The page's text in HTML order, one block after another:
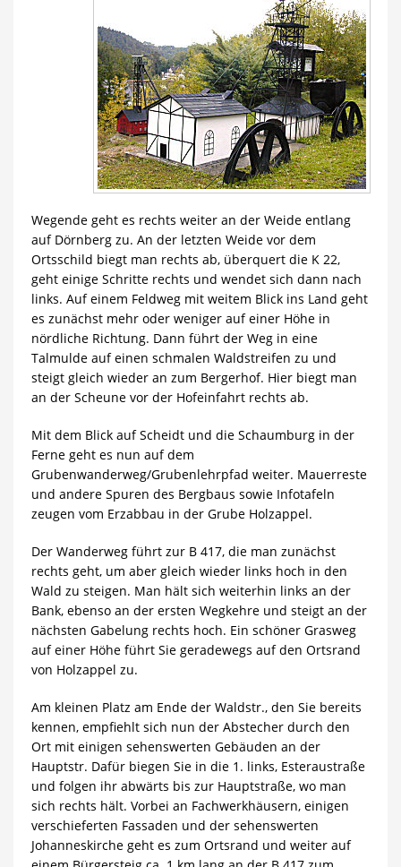
Wegende geht es rechts weiter an der Weide entlang
auf Dörnberg zu. An der letzten Weide vor dem
Ortsschild biegt man rechts ab, überquert die K 22,
geht einige Schritte rechts und wendet sich dann nach
links. Auf einem Feldweg mit weitem Blick ins Land geht
es zunächst mehr oder weniger auf einer Höhe in
nördliche Richtung. Dann führt der Weg in eine
Talmulde auf einen schmalen Waldstreifen zu und
steigt gleich wieder an zum Bergerhof. Hier biegt man
an der Scheune vor der Hofeinfahrt rechts ab.
Mit dem Blick auf Scheidt und die Schaumburg in der
Ferne geht es nun auf dem
Grubenwanderweg/Grubenlehrpfad weiter. Mauerreste
und andere Spuren des Bergbaus sowie Infotafeln
zeugen vom Erzabbau in der Grube Holzappel.
Der Wanderweg führt zur B 417, die man zunächst
rechts geht, um aber gleich wieder links hoch in den
Wald zu steigen. Man hält sich weiterhin links an der
Bank, ebenso an der ersten Wegkehre und steigt an der
nächsten Gabelung rechts hoch. Ein schöner Grasweg
auf einer Höhe führt Sie geradewegs auf den Ortsrand
von Holzappel zu.
Am kleinen Platz am Ende der Waldstr., den Sie bereits
kennen, empfiehlt sich nun der Abstecher durch den
Ort mit einigen sehenswerten Gebäuden an der
Hauptstr. Dafür biegen Sie in die 1. links, Esteraustraße
und folgen ihr abwärts bis zur Hauptstraße, wo man
sich rechts hält. Vorbei an Fachwerkhäusern, einigen
verschieferten Fassaden und der sehenswerten
Johanneskirche geht es zum Ortsrand und weiter auf